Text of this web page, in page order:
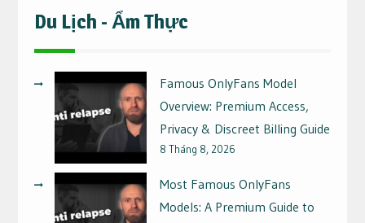
Du Lịch - Ẩm Thực
Famous OnlyFans Model
Overview: Premium Access,
Privacy & Discreet Billing Guide
8 Tháng 8, 2026
Most Famous OnlyFans
Models: A Premium Guide to